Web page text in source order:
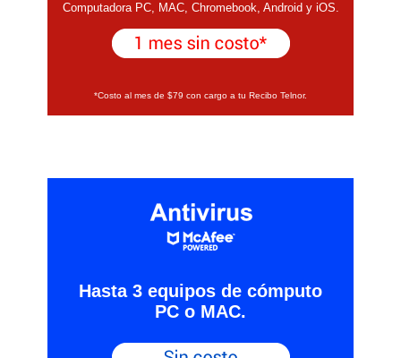
Computadora PC, MAC, Chromebook, Android y iOS.
*Costo al mes de $79 con cargo a tu Recibo Telnor.
Hasta 3 equipos de cómputo
PC o MAC.